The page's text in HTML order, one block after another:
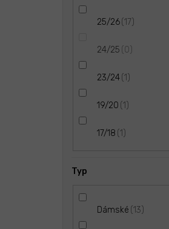
25/26 17
24/25 0
23/24 1
19/20 1
17/18 1
Typ
Dámské 13